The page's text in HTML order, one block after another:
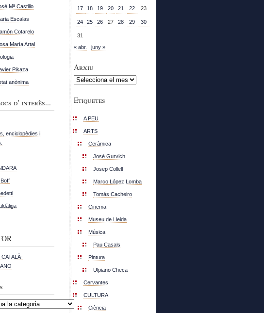
Mª Castillo
Escalas
Cotarelo
María Artal
Pikaza
anònima
d' interès...
enciclopèdies i
17 18 19 20 21 22 23
24 25 26 27 28 29 30
31
« abr.
juny »
Arxiu
Arxiu
Etiquetes
A PEU
ARTS
Ceràmica
José Gurvich
Josep Collell
Marco López Lomba
Tomás Cacheiro
Cinema
Museu de Lleida
Música
Pau Casals
Pintura
Ulpiano Checa
Cervantes
CULTURA
Ciència